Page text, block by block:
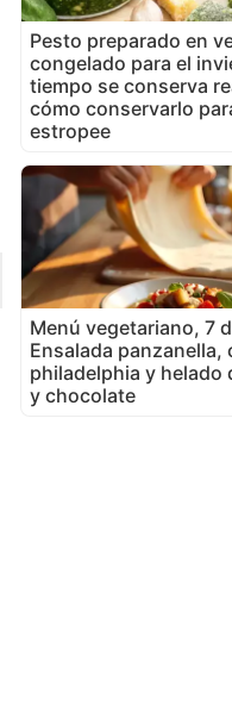
Pesto preparado en
congelado para el
tiempo se conserva
cómo conservarlo
estropee
Menú vegetariano, 7
Ensalada panzanella,
philadelphia y helado
y chocolate